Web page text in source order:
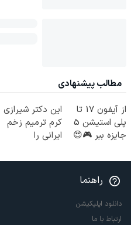
مطالب پیشنهادی
از آیفون 17 تا
پلی استیشن 5
جایزه ببر 🎮😍
گردونه بچرخون
این دکتر شیرازی
کرم ترمیم زخم
ایرانی را
راهنما
دانلود اپلیکیشن
ارتباط با ما